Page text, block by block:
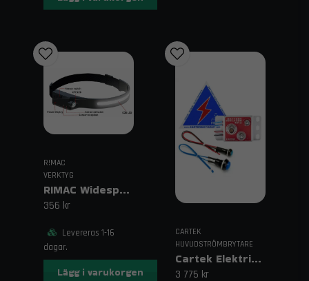
R!MAC
VERKTYG
RIMAC Widespot Pannlampa
356 kr
Levereras 1-16
dagar.
Lägg i varukorgen
CARTEK
HUVUDSTRÖMBRYTARE
Cartek Elektrisk Huvudströmbrytare GT för Motorsport
3 775 kr